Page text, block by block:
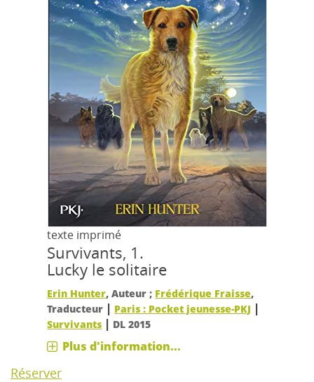
texte imprimé
Survivants, 1.
Lucky le solitaire
Erin Hunter, Auteur ; Frédérique Fraisse,
Traducteur | Paris : Pocket jeunesse-PKJ |
Survivants | DL 2015
Plus d'information...
Réserver